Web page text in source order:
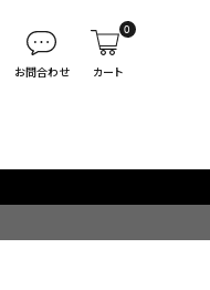
お問合わせ
0
カート